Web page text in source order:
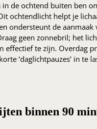
de ochtend buiten ben
ochtendlicht helpt je
ondersteunt de
geen zonnebril; het
effectief te zijn. Overdag
‘daglichtpauzes’ in te
binnen 90